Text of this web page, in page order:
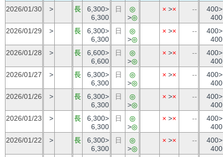
2026/01/30 > 長
6,300>
6,300
日
◎
>◎
× >× --
400>
400
2026/01/29
> 長
6,300>
6,300
日
◎
>◎
× >× --
400>
400
2026/01/28
> 長
6,600>
6,600
日
◎
>◎
× >× --
400>
400
2026/01/27
> 長
6,300>
6,300
日
◎
>◎
× >× --
400>
400
2026/01/26
> 長
6,300>
6,300
日
◎
>◎
× >× --
400>
400
2026/01/23
> 長
6,300>
6,300
日
◎
>◎
× >× --
400>
400
2026/01/22
> 長
6,300>
6,300
日
◎
>◎
× >× --
400>
400